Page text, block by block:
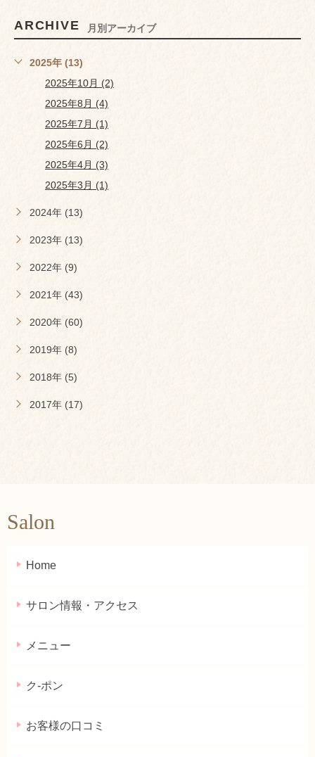
ARCHIVE 月別アーカイブ
2025年 (13)
2025年10月 (2)
2025年8月 (4)
2025年7月 (1)
2025年6月 (2)
2025年4月 (3)
2025年3月 (1)
2024年 (13)
2023年 (13)
2022年 (9)
2021年 (43)
2020年 (60)
2019年 (8)
2018年 (5)
2017年 (17)
Salon
Home
サロン情報・アクセス
メニュー
ク-ポン
お客様の口コミ